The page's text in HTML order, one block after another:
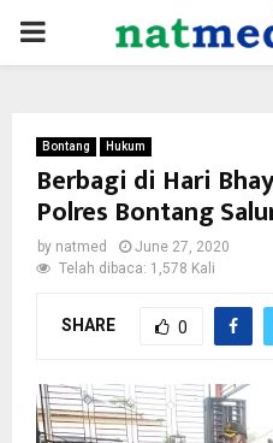
PRIMARY
Bontang Hukum
Berbagi di Hari
Polres Bontang
by natmed
June 27, 2020
Telah dibaca: 1,578 Kali
SHARE 0